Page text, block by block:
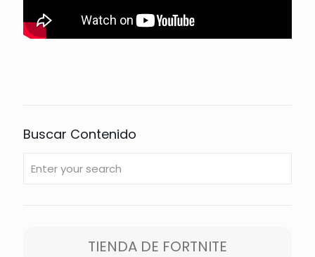
Buscar Contenido
TIENDA DE FORTNITE